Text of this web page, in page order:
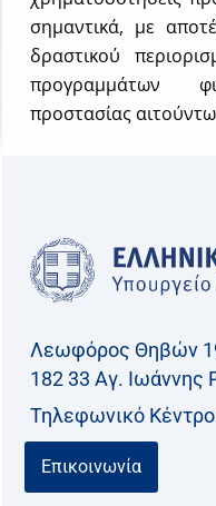
σημαντικά, με
δραστικού
προγραμμάτων
προστασίας
Λεωφόρος Θηβών
182 33 Aγ. Ιωάννης
Τηλεφωνικό
Επικοινωνία